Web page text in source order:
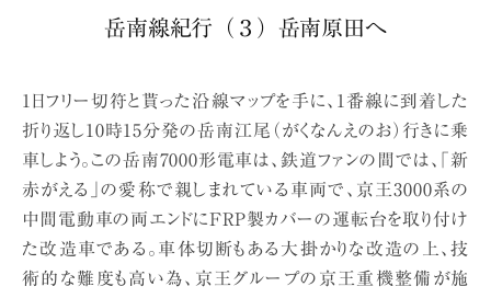
岳南線紀行（３）岳南原田へ
1日フリー切符と貰った沿線マップを手に、1番線に到着した
折り返し10時15分発の岳南江尾（がくなんえのお）行きに乗
車しよう。この岳南7000形電車は、鉄道ファンの間では、「新
赤がえる」の愛称で親しまれている車両で、京王3000系の
中間電動車の両エンドにFRP製カバーの運転台を取り付け
た改造車である。車体切断もある大掛かりな改造の上、技
術的な難度も高い為、京王グループの京王重機整備が施